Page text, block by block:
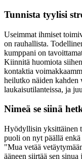
Tunnista tyylisi
Useimmat ihmiset
on rauhallista.
kumppani on
Kiinnitä huomiota
kontaktia
heilutko näiden kahden
laukaisutilanteissa, ja
Nimeä se siinä
Hyödyllisin yksittäinen
puoli on nyt päällä
"Mua vetää
ääneen siirtää sen